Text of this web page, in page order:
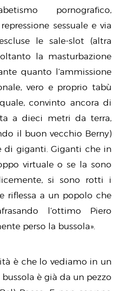
pornografico,
sessuale e via
le sale-slot (altra
la masturbazione
quanto l’ammissione
vero e proprio tabù
convinto ancora di
a dieci metri da terra,
il buon vecchio Berny)
di giganti. Giganti che in
virtuale o se la sono
si sono rotti i
riflessa a un popolo che
l’ottimo Piero
perso la bussola».
è che lo vediamo in un
è già da un pezzo